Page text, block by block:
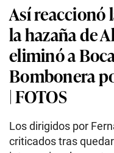
Así reaccionó
la hazaña de
eliminó a
Bombonera
| FOTOS
Los dirigidos por
criticados tras